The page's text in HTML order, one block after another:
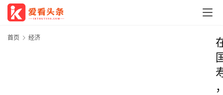
首页 经济